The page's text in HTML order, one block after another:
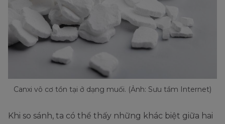
Canxi vô cơ tồn tại ở dạng muối. (Ảnh: Sưu tầm Internet)
Khi so sánh, ta có thể thấy những khác biệt giữa hai